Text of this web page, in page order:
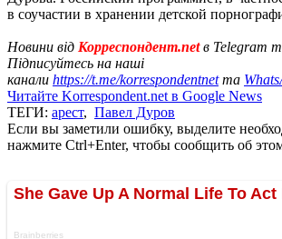
в соучастии в хранении детской
Новини від Корреспондент.netв Telegram
Підписуйтесь на наші
канали https://t.me/korrespondentnetта
Читайте Korrespondent.net в Google News
ТЕГИ: арест, Павел Дуров
Если вы заметили ошибку, выделите
нажмите Ctrl+Enter, чтобы сообщить об